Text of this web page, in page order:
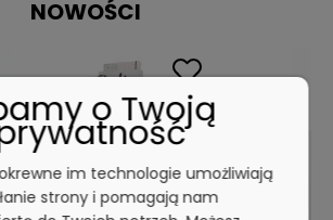
NOWOŚCI
o Twoją
im technologie umożliwiają
strony i pomagają nam